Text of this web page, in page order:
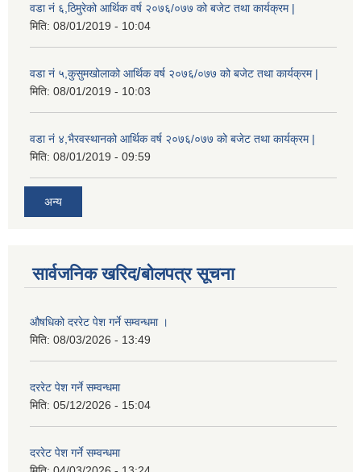
वडा नं ६,ठिमुरेको आर्थिक वर्ष २०७६/०७७ को बजेट तथा कार्यक्रम |
मिति: 08/01/2019 - 10:04
वडा नं ५,कुसुमखोलाको आर्थिक वर्ष २०७६/०७७ को बजेट तथा कार्यक्रम |
मिति: 08/01/2019 - 10:03
वडा नं ४,भैरवस्थानको आर्थिक वर्ष २०७६/०७७ को बजेट तथा कार्यक्रम |
मिति: 08/01/2019 - 09:59
अन्य
सार्वजनिक खरिद/बोलपत्र सूचना
औषधिको दररेट पेश गर्ने सम्वन्धमा ।
मिति: 08/03/2026 - 13:49
दररेट पेश गर्ने सम्वन्धमा
मिति: 05/12/2026 - 15:04
दररेट पेश गर्ने सम्वन्धमा